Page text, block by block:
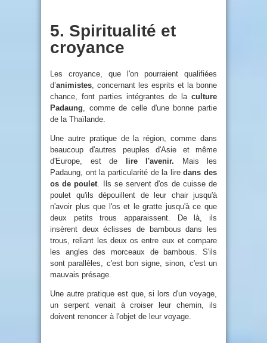
5. Spiritualité et
croyance
Les croyance, que l'on pourraient qualifiées
d’animistes, concernant les esprits et la bonne
chance, font parties intégrantes de la culture
Padaung, comme de celle d'une bonne partie
de la Thaïlande.
Une autre pratique de la région, comme dans
beaucoup d'autres peuples d'Asie et même
d'Europe, est de
lire l'avenir. Mais les
Padaung, ont la particularité de la liredans des
os de poulet. Ils se servent d'os de cuisse de
poulet qu'ils dépouillent de leur chair jusqu'à
n'avoir plus que l'os et le gratte jusqu'à ce que
deux petits trous apparaissent. De là, ils
insèrent deux éclisses de bambous dans les
trous, reliant les deux os entre eux et compare
les angles des morceaux de bambous. S'ils
sont parallèles, c'est bon signe, sinon, c'est un
mauvais présage.
Une autre pratique est que, si lors d'un voyage,
un serpent venait à croiser leur chemin, ils
doivent renoncer à l'objet de leur voyage.